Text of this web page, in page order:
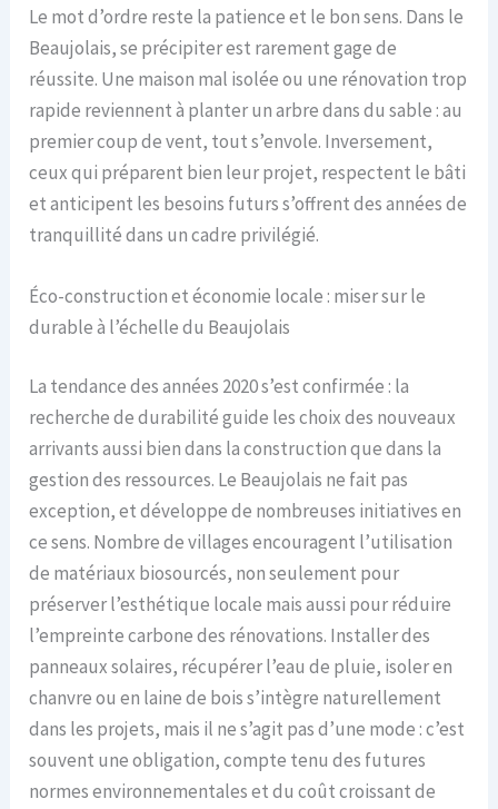
Le mot d’ordre reste la patience et le bon sens. Dans le
Beaujolais, se précipiter est rarement gage de
réussite. Une maison mal isolée ou une rénovation trop
rapide reviennent à planter un arbre dans du sable : au
premier coup de vent, tout s’envole. Inversement,
ceux qui préparent bien leur projet, respectent le bâti
et anticipent les besoins futurs s’offrent des années de
tranquillité dans un cadre privilégié.
Éco-construction et économie locale : miser sur le
durable à l’échelle du Beaujolais
La tendance des années 2020 s’est confirmée : la
recherche de durabilité guide les choix des nouveaux
arrivants aussi bien dans la construction que dans la
gestion des ressources. Le Beaujolais ne fait pas
exception, et développe de nombreuses initiatives en
ce sens. Nombre de villages encouragent l’utilisation
de matériaux biosourcés, non seulement pour
préserver l’esthétique locale mais aussi pour réduire
l’empreinte carbone des rénovations. Installer des
panneaux solaires, récupérer l’eau de pluie, isoler en
chanvre ou en laine de bois s’intègre naturellement
dans les projets, mais il ne s’agit pas d’une mode : c’est
souvent une obligation, compte tenu des futures
normes environnementales et du coût croissant de